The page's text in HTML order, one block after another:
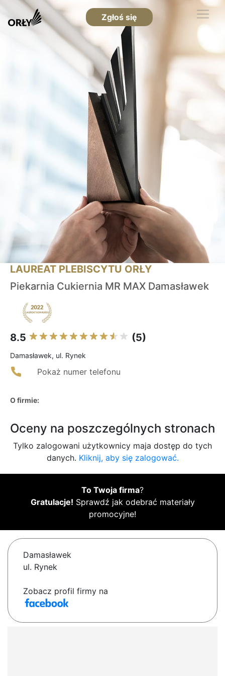
Zgłoś się
LAUREAT PLEBISCYTU ORŁY
Piekarnia Cukiernia MR MAX Damasławek
8.5 (5)
Damasławek, ul. Rynek
Pokaż numer telefonu
O firmie:
Oceny na poszczególnych stronach
Tylko zalogowani użytkownicy maja dostęp do tych
danych. Kliknij, aby się zalogować.
To Twoja firma?
Gratulacje! Sprawdź jak odebrać materiały
promocyjne!
Damasławek
ul. Rynek
Zobacz profil firmy na